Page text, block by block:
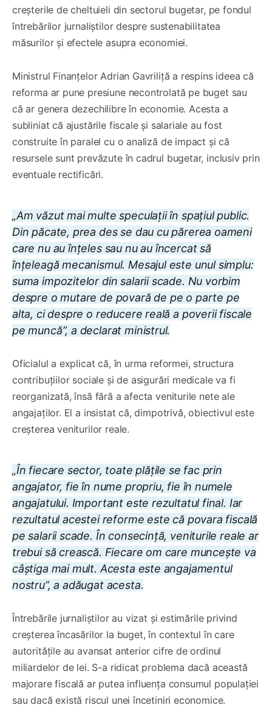
creșterile de cheltuieli din sectorul bugetar, pe fondul
întrebărilor jurnaliștilor despre sustenabilitatea
măsurilor și efectele asupra economiei.
Ministrul Finanțelor Adrian Gavriliță a respins ideea că
reforma ar pune presiune necontrolată pe buget sau
că ar genera dezechilibre în economie. Acesta a
subliniat că ajustările fiscale și salariale au fost
construite în paralel cu o analiză de impact și că
resursele sunt prevăzute în cadrul bugetar, inclusiv prin
eventuale rectificări.
„Am văzut mai multe speculații în spațiul public.
Din păcate, prea des se dau cu părerea oameni
care nu au înțeles sau nu au încercat să
înțeleagă mecanismul. Mesajul este unul simplu:
suma impozitelor din salarii scade. Nu vorbim
despre o mutare de povară de pe o parte pe
alta, ci despre o reducere reală a poverii fiscale
pe muncă”, a declarat ministrul.
Oficialul a explicat că, în urma reformei, structura
contribuțiilor sociale și de asigurări medicale va fi
reorganizată, însă fără a afecta veniturile nete ale
angajaților. El a insistat că, dimpotrivă, obiectivul este
creșterea veniturilor reale.
„În fiecare sector, toate plățile se fac prin
angajator, fie în nume propriu, fie în numele
angajatului. Important este rezultatul final. Iar
rezultatul acestei reforme este că povara fiscală
pe salarii scade. În consecință, veniturile reale ar
trebui să crească. Fiecare om care muncește va
câștiga mai mult. Acesta este angajamentul
nostru”, a adăugat acesta.
Întrebările jurnaliștilor au vizat și estimările privind
creșterea încasărilor la buget, în contextul în care
autoritățile au avansat anterior cifre de ordinul
miliardelor de lei. S-a ridicat problema dacă această
majorare fiscală ar putea influența consumul populației
sau dacă există riscul unei încetiniri economice.